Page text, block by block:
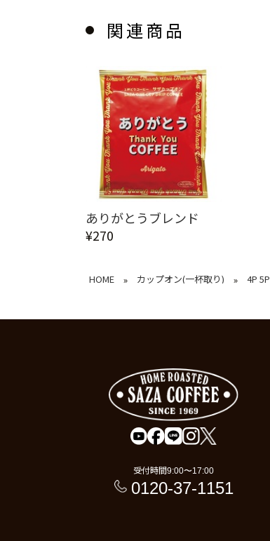
関連商品
ありがとうブレンド
¥270
HOME » カップオン(一杯取り) » 4P 5P
受付時間9:00〜17:00
0120-37-1151